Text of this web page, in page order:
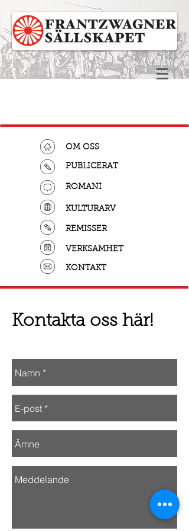
OM OSS
PUBLICERAT
ROMANI
KULTURARV
REMISSER
VERKSAMHET
KONTAKT
Kontakta oss här!